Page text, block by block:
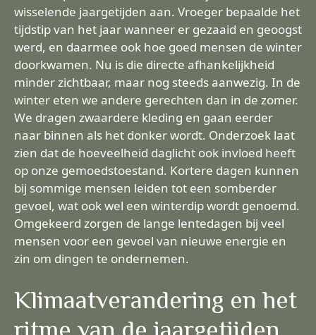
wisselende jaargetijden aan. Vroeger bepaalde het
tijdstip van het jaar wanneer er gezaaid en geoogst
werd, en daarmee ook hoe goed mensen de winter
doorkwamen. Nu is die directe afhankelijkheid
minder zichtbaar, maar nog steeds aanwezig. In de
winter eten we andere gerechten dan in de zomer.
We dragen zwaardere kleding en gaan eerder
naar binnen als het donker wordt. Onderzoek laat
zien dat de hoeveelheid daglicht ook invloed heeft
op onze gemoedstoestand. Kortere dagen kunnen
bij sommige mensen leiden tot een somberder
gevoel, wat ook wel een winterdip wordt genoemd.
Omgekeerd zorgen de lange lentedagen bij veel
mensen voor een gevoel van nieuwe energie en
zin om dingen te ondernemen.
Klimaatverandering en het
ritme van de jaargetijden